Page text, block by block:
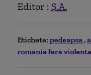
Editor : Ș.A.
Etichete: pedeapsa
romania fara violenta